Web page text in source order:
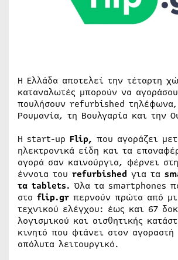
H Ελλάδα αποτελεί την τέταρτη
καταναλωτές μπορούν να
πουλήσουν refurbished
Ρουμανία, τη Βουλγαρία και την
Η start-up Flip, που αγοράζει
ηλεκτρονικά είδη και τα
αγορά σαν καινούργια, φέρνει
έννοια του refurbished για τα
τα tablets.Όλα τα smartphones
στο flip.gr περνούν πρώτα από
τεχνικού ελέγχου: έως και 67
λογισμικού και αισθητικής
κινητό που φτάνει στον αγοραστή
απόλυτα λειτουργικό.